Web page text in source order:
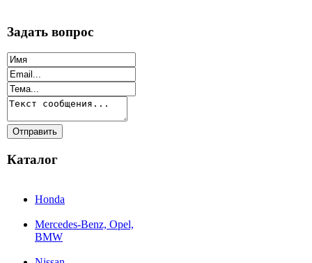
Задать вопрос
Каталог
Honda
Mercedes-Benz, Opel,
BMW